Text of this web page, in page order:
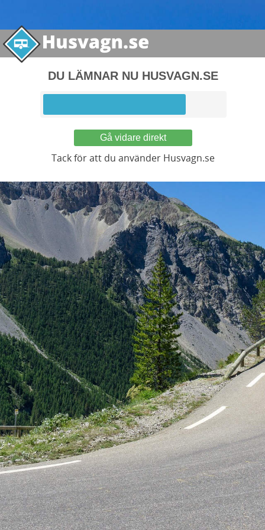
DU LÄMNAR NU HUSVAGN.SE
Gå vidare direkt
Tack för att du använder Husvagn.se